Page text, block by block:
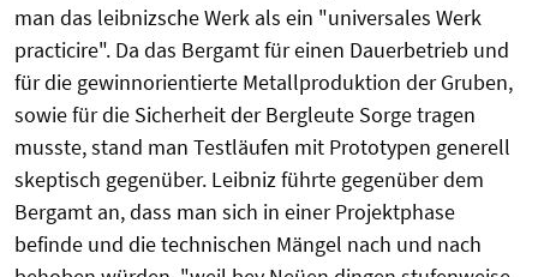
man das leibnizsche Werk als ein "universales Werk
practicire". Da das Bergamt für einen Dauerbetrieb und
für die gewinnorientierte Metallproduktion der Gruben,
sowie für die Sicherheit der Bergleute Sorge tragen
musste, stand man Testläufen mit Prototypen generell
skeptisch gegenüber. Leibniz führte gegenüber dem
Bergamt an, dass man sich in einer Projektphase
befinde und die technischen Mängel nach und nach